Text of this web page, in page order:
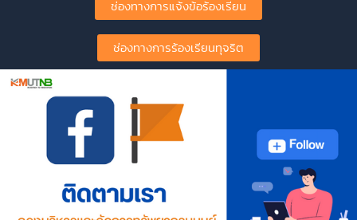
ช่องทางการแจ้งข้อร้องเรียน
ช่องทางการร้องเรียนทุจริต